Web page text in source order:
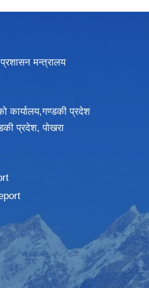
मन्त्रालय
कार्यालय,गण्डकी प्रदेश
प्रदेश, पाेखरा